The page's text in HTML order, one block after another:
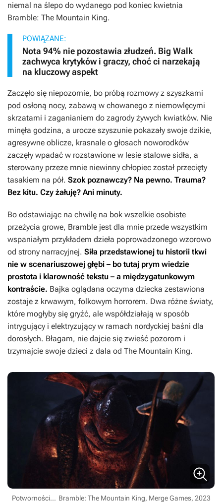
niemal na ślepo do wydanego pod koniec kwietnia
Bramble: The Mountain King.
POWIĄZANE:
Nota 94% nie pozostawia złudzeń. Big Walk
zachwyca krytyków i graczy, choć ci narzekają
na kluczowy aspekt
Zaczęło się niepozornie, bo próbą rozmowy z szyszkami
pod osłoną nocy, zabawą w chowanego z niemowlęcymi
skrzatami i zaganianiem do zagrody żywych kwiatków. Nie
minęła godzina, a urocze szyszunie pokazały swoje dzikie,
agresywne oblicze, krasnale o głosach noworodków
zaczęły wpadać w rozstawione w lesie stalowe sidła, a
sterowany przeze mnie niewinny chłopiec został przecięty
tasakiem na pół. Szok poznawczy? Na pewno. Trauma?
Bez kitu. Czy żałuję? Ani minuty.
Bo odstawiając na chwilę na bok wszelkie osobiste
przeżycia growe, Bramble jest dla mnie przede wszystkim
wspaniałym przykładem dzieła poprowadzonego wzorowo
od strony narracyjnej. Siła przedstawionej tu historii tkwi
nie w scenariuszowej głębi – bo tutaj prym wiedzie
prostota i klarowność tekstu – a międzygatunkowym
kontraście. Bajka oglądana oczyma dziecka zestawiona
zostaje z krwawym, folkowym horrorem. Dwa różne światy,
które mogłyby się gryźć, ale współdziałają w sposób
intrygujący i elektryzujący w ramach nordyckiej baśni dla
dorosłych. Błagam, nie dajcie się zwieść pozorom i
trzymajcie swoje dzieci z dala od The Mountain King.
Potworności... Bramble: The Mountain King, Merge Games, 2023